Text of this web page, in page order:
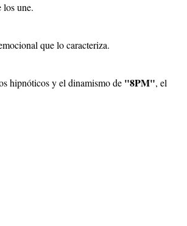
los une.
que lo caracteriza.
hipnóticos y el dinamismo de "8PM", el